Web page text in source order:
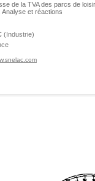
de la TVA des parcs de
Analyse et réactions
(Industrie)